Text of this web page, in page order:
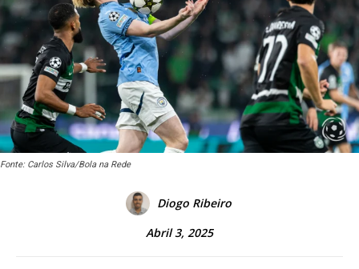
Fonte: Carlos Silva/Bola na Rede
Diogo Ribeiro
Abril 3, 2025